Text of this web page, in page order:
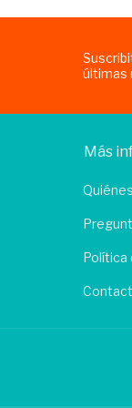
últimas
Más
Política